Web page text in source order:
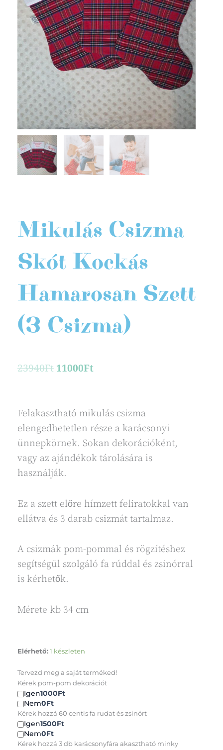
Mikulás Csizma
Skót Kockás
Hamarosan Szett
(3 Csizma)
23940Ft Original
11000FtCurrent
Felakasztható mikulás csizma
elengedhetetlen része a karácsonyi
ünnepkörnek. Sokan dekorációként,
vagy az ajándékok tárolására is
használják.
Ez a szett előre hímzett feliratokkal van
ellátva és 3 darab csizmát tartalmaz.
A csizmák pom-pommal és rögzítéshez
segítségül szolgáló fa rúddal és zsinórral
is kérhetők.
Mérete kb 34 cm
Elérhető: 1 készleten
Tervezd meg a saját terméked!
Kérek pom-pom dekorációt
Igen1000Ft
Nem0Ft
Kérek hozzá 60 centis fa rudat és zsinórt
Igen1500Ft
Nem0Ft
Kérek hozzá 3 db karácsonyfára akasztható minky
Mikulás
skót
kockás
hamarosan
szett
(3
csizma)
mennyiség